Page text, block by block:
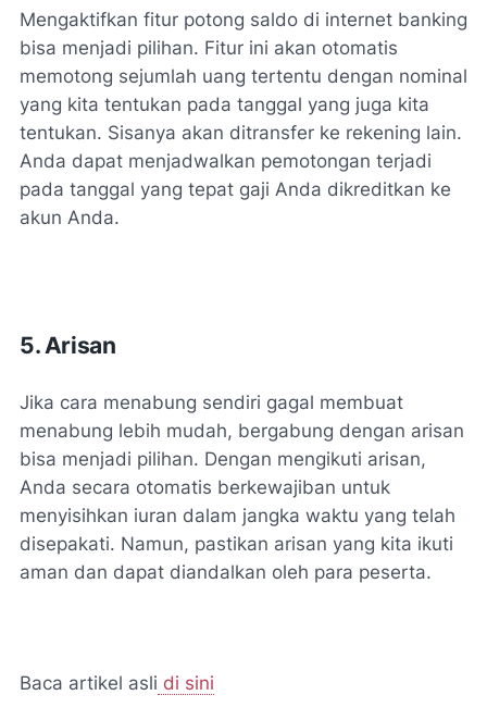
Mengaktifkan fitur potong saldo di internet banking
bisa menjadi pilihan. Fitur ini akan otomatis
memotong sejumlah uang tertentu dengan nominal
yang kita tentukan pada tanggal yang juga kita
tentukan. Sisanya akan ditransfer ke rekening lain.
Anda dapat menjadwalkan pemotongan terjadi
pada tanggal yang tepat gaji Anda dikreditkan ke
akun Anda.
5. Arisan
Jika cara menabung sendiri gagal membuat
menabung lebih mudah, bergabung dengan arisan
bisa menjadi pilihan. Dengan mengikuti arisan,
Anda secara otomatis berkewajiban untuk
menyisihkan iuran dalam jangka waktu yang telah
disepakati. Namun, pastikan arisan yang kita ikuti
aman dan dapat diandalkan oleh para peserta.
Baca artikel asli di sini